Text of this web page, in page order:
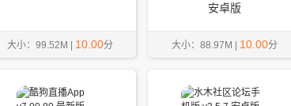
大小：99.52M | 10.00分
安卓版
大小：88.97M | 10.00分